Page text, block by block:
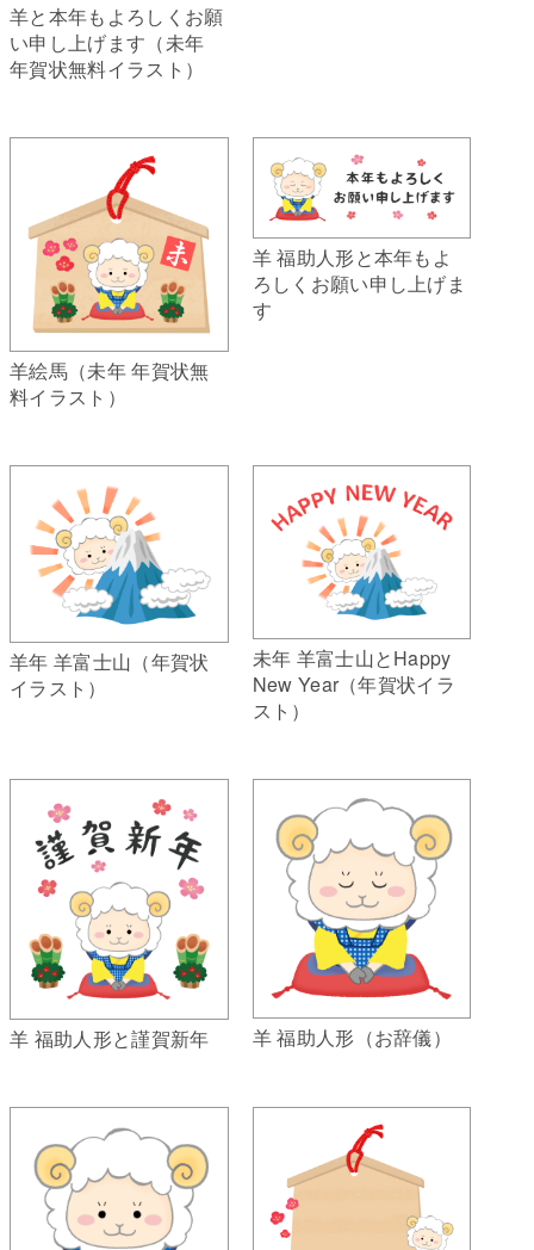
羊と本年もよろしくお願
い申し上げます（未年
年賀状無料イラスト）
羊絵馬（未年 年賀状無
料イラスト）
羊 福助人形と本年もよ
ろしくお願い申し上げま
す
羊年 羊富士山（年賀状
イラスト）
未年 羊富士山とHappy
New Year（年賀状イラ
スト）
羊 福助人形と謹賀新年 羊 福助人形（お辞儀）